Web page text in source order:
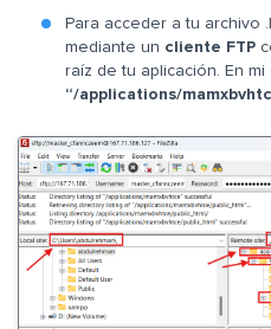
Para acceder a tu archivo
mediante un cliente FTP
raíz de tu aplicación. En
“/applications/